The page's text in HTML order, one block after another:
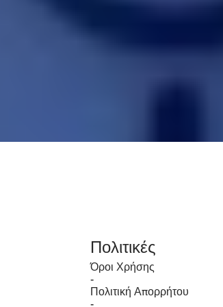
Πολιτικές
Όροι Χρήσης
-
Πολιτική Απορρήτου
-